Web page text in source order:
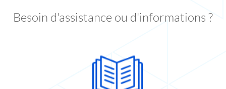
Besoin d'assistance ou d'informations ?